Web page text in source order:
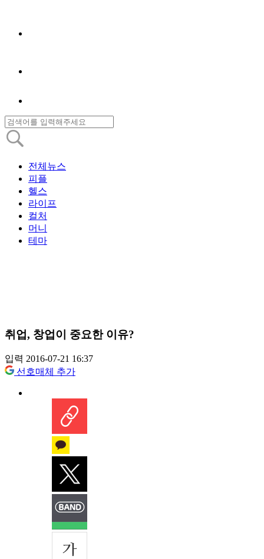
전체뉴스
피플
헬스
라이프
컬처
머니
테마
취업, 창업이 중요한 이유?
입력 2016-07-21 16:37
선호매체 추가